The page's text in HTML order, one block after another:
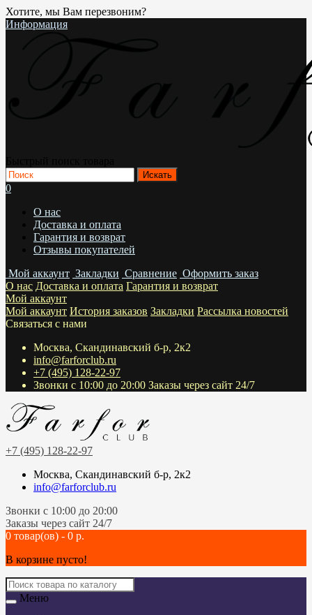
Хотите, мы Вам перезвоним?
Информация
0
О нас
Доставка и оплата
Гарантия и возврат
Отзывы покупателей
Мой аккаунт Закладки Сравнение Оформить заказ
О нас Доставка и оплата Гарантия и возврат
Мой аккаунт
Мой аккаунт История заказов Закладки Рассылка новостей
Связаться с нами
Москва, Скандинавский б-р, 2к2
info@farforclub.ru
+7 (495) 128-22-97
Звонки c 10:00 до 20:00 Заказы через сайт 24/7
+7 (495) 128-22-97
Москва, Скандинавский б-р, 2к2
info@farforclub.ru
Звонки c 10:00 до 20:00
Заказы через сайт 24/7
0 товар(ов) - 0 р.
В корзине пусто!
Меню